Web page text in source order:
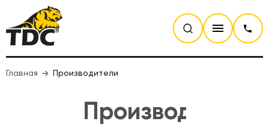
Главная Производители
Производители